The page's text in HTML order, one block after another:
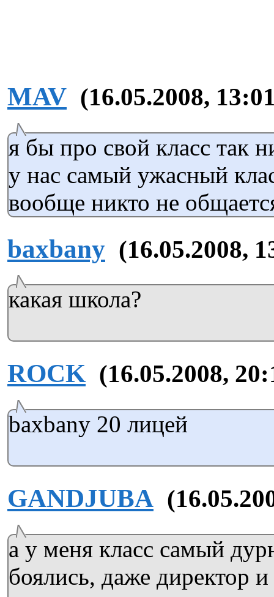
MAV (16.05.2008,
я бы про свой класс так
у нас самый ужасный
вообще никто не
baxbany (16.05.2008,
какая школа?
ROCK (16.05.2008,
baxbany 20 лицей
GANDJUBA
а у меня класс самый
боялись, даже директор и